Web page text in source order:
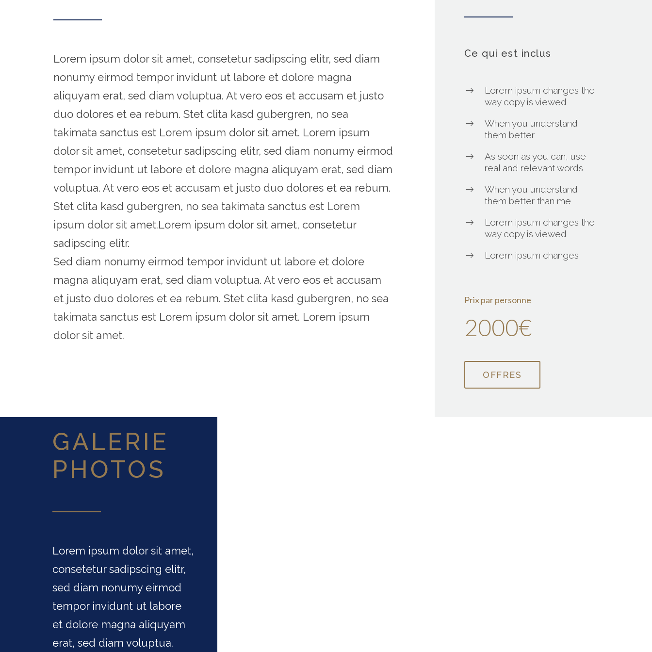
Lorem ipsum dolor sit amet, consetetur sadipscing elitr, sed diam
nonumy eirmod tempor invidunt ut labore et dolore magna
aliquyam erat, sed diam voluptua. At vero eos et accusam et justo
duo dolores et ea rebum. Stet clita kasd gubergren, no sea
takimata sanctus est Lorem ipsum dolor sit amet. Lorem ipsum
dolor sit amet, consetetur sadipscing elitr, sed diam nonumy eirmod
tempor invidunt ut labore et dolore magna aliquyam erat, sed diam
voluptua. At vero eos et accusam et justo duo dolores et ea rebum.
Stet clita kasd gubergren, no sea takimata sanctus est Lorem
ipsum dolor sit amet.Lorem ipsum dolor sit amet, consetetur
sadipscing elitr.
Sed diam nonumy eirmod tempor invidunt ut labore et dolore
magna aliquyam erat, sed diam voluptua. At vero eos et accusam
et justo duo dolores et ea rebum. Stet clita kasd gubergren, no sea
takimata sanctus est Lorem ipsum dolor sit amet. Lorem ipsum
dolor sit amet.
Ce qui est inclus
Lorem ipsum changes the
way copy is viewed
When you understand
them better
As soon as you can, use
real and relevant words
When you understand
them better than me
Lorem ipsum changes the
way copy is viewed
Lorem ipsum changes
Prix par personne
2000€
OFFRES
GALERIE
PHOTOS
Lorem ipsum dolor sit amet,
consetetur sadipscing elitr,
sed diam nonumy eirmod
tempor invidunt ut labore
et dolore magna aliquyam
erat, sed diam voluptua.